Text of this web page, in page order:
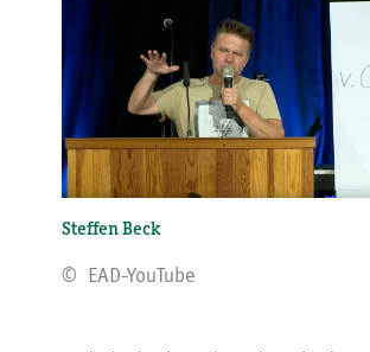
Steffen Beck
© EAD-YouTube